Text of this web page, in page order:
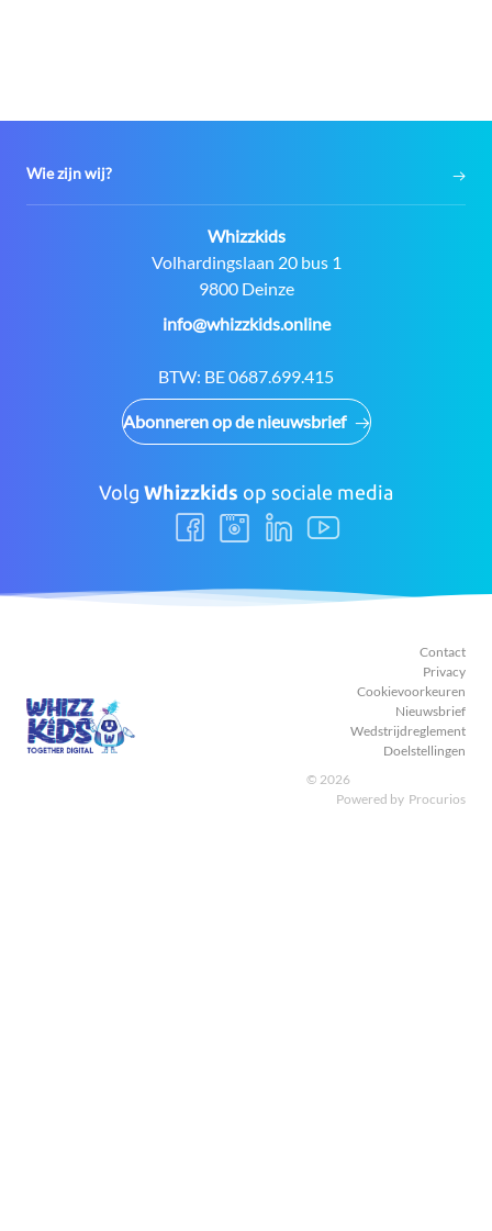
Wie zijn wij?
Contact:
Whizzkids
Adres:
Volhardingslaan 20 bus 1
9800 Deinze
E-
info@whizzkids.online
BTW: BE 0687.699.415
Abonneren op de nieuwsbrief
Volg Whizzkids op sociale media
Volg
ons
Volg
ons
Volg
ons
Volg
ons
Contact
Privacy
Cookievoorkeuren
Nieuwsbrief
Wedstrijdreglement
Doelstellingen
© 2026
Powered by Procurios